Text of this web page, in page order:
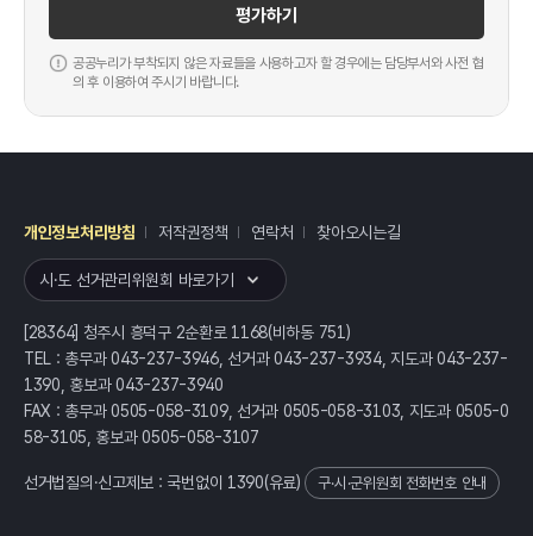
평가하기
공공누리가 부착되지 않은 자료들을 사용하고자 할 경우에는 담당부서와 사전 협
의 후 이용하여 주시기 바랍니다.
개인정보처리방침 저작권정책 연락처 찾아오시는길
시·도 선거관리위원회 바로가기
[28364] 청주시 흥덕구 2순환로 1168(비하동 751)
TEL : 총무과 043-237-3946, 선거과 043-237-3934, 지도과 043-237-
1390, 홍보과 043-237-3940
FAX : 총무과 0505-058-3109, 선거과 0505-058-3103, 지도과 0505-0
58-3105, 홍보과 0505-058-3107
선거법질의·신고제보 : 국번없이 1390(유료) 구·시·군위원회 전화번호 안내